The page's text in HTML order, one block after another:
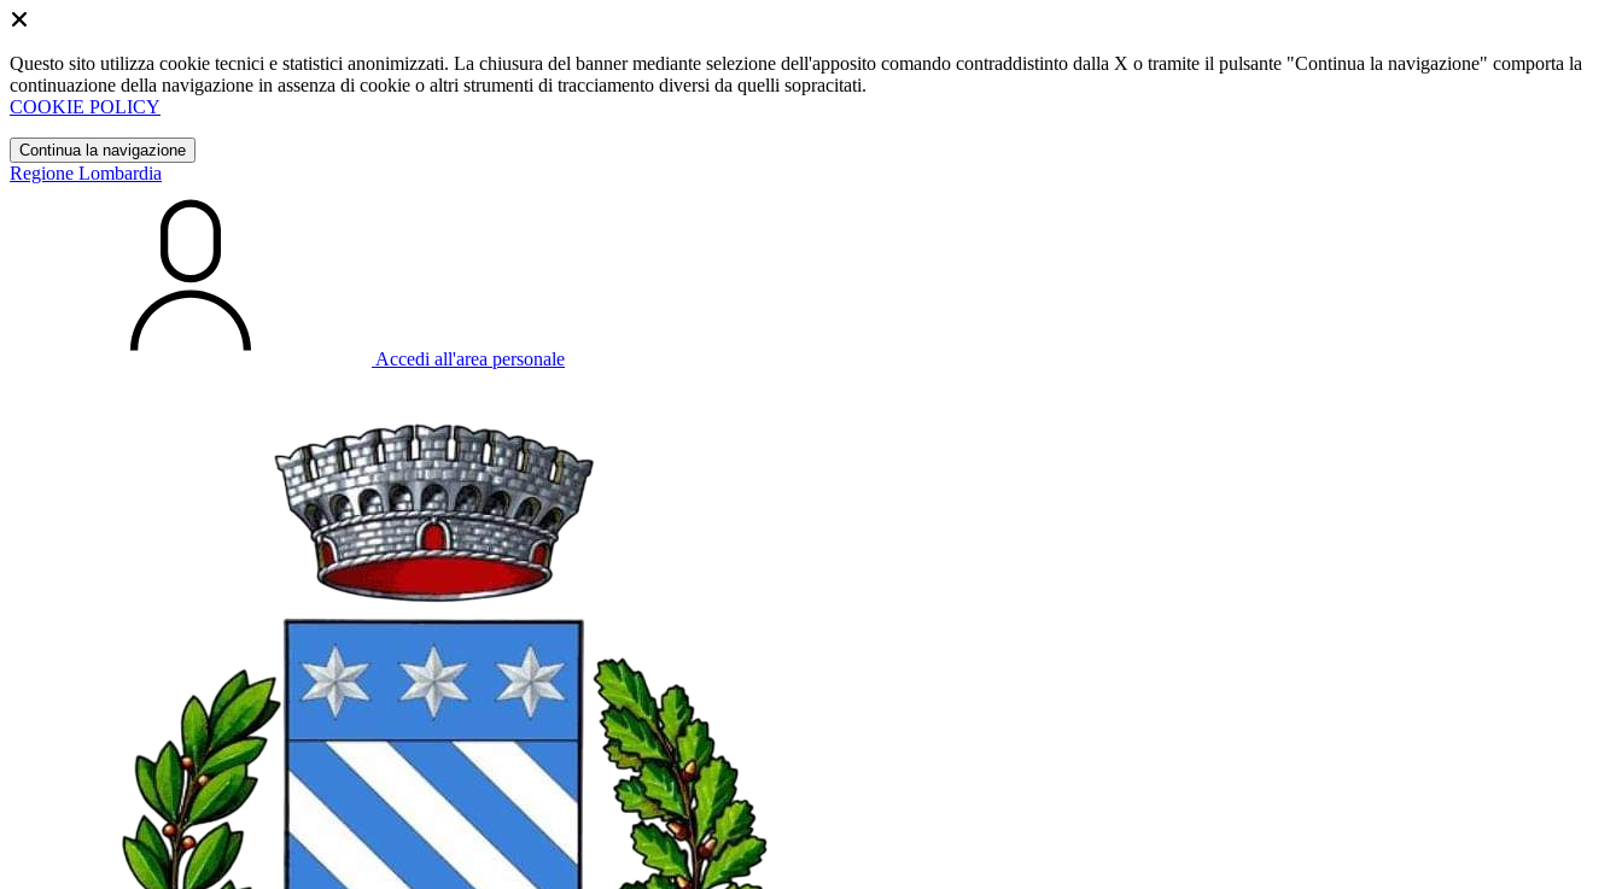
Questo sito utilizza cookie tecnici e statistici anonimizzati. La chiusura del banner mediante selezione dell'apposito comando contraddistinto dalla X o tramite il pulsante "Continua la navigazione" comporta la
continuazione della navigazione in assenza di cookie o altri strumenti di tracciamento diversi da quelli sopracitati.
COOKIE POLICY
Continua la navigazione
Regione Lombardia
Accedi all'area personale